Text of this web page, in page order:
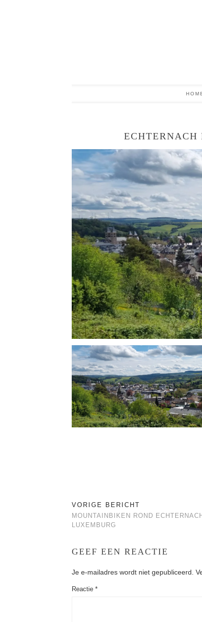
VORIGE BERICHT
MOUNTAINBIKEN ROND
LUXEMBURG
GEEF EEN REACTIE
Je e-mailadres wordt niet gepubliceerd.
Reactie *